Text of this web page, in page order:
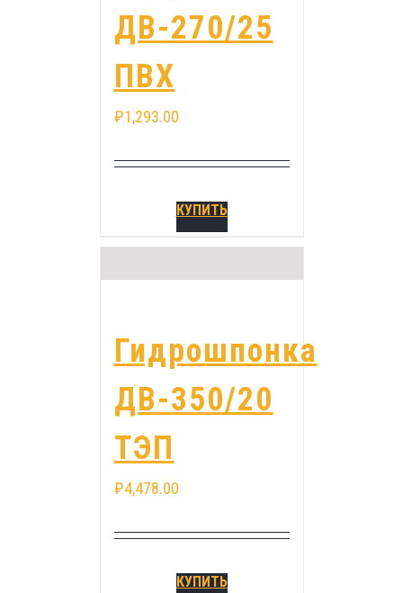
ДВ-270/25
ПВХ
₽1,293.00
КУПИТЬ
Гидрошпонка
ДВ-350/20
ТЭП
₽4,478.00
КУПИТЬ